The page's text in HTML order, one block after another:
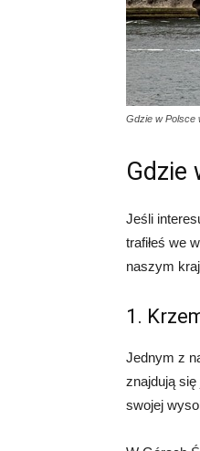
Gdzie w Polsce
Gdzie
Jeśli
trafiłeś we
naszym
1.
Jednym z
znajdują
swojej